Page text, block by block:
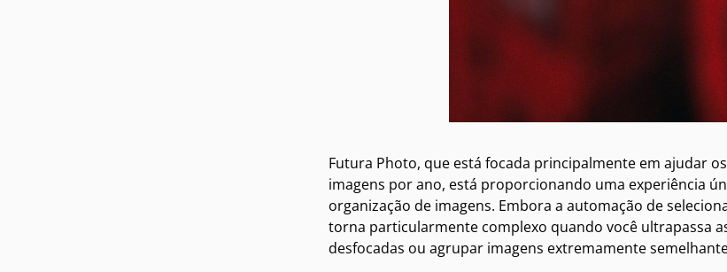
Futura Photo, que está focada principalmente em ajudar
imagens por ano, está proporcionando uma experiência
organização de imagens. Embora a automação de
torna particularmente complexo quando você ultrapassa
desfocadas ou agrupar imagens extremamente